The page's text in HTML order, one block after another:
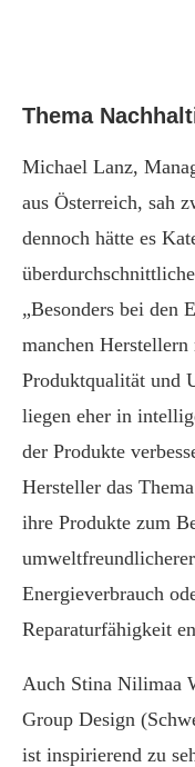
Thema
Michael Lanz,
aus Österreich, sah
dennoch hätte es
„Besonders bei den
manchen Herstellern
Produktqualität und
liegen eher in
der Produkte
Hersteller das
ihre Produkte zum
Energieverbrauch
Reparaturfähigkeit
Auch Stina Nilimaa
Group Design
ist inspirierend zu